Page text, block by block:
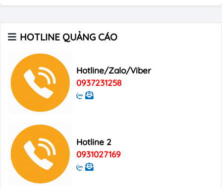
Bảng giá quảng cáo tạp chí Heritage
Việt Nam
Bảng giá quảng cáo Good Morning
Vietnam
HOTLINE QUẢNG CÁO
Hotline/Zalo/Viber
0937231258
Hotline 2
0931027169